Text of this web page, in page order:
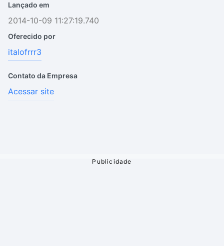
Lançado em
2014-10-09 11:27:19.740
Oferecido por
italofrrr3
Contato da Empresa
Acessar site